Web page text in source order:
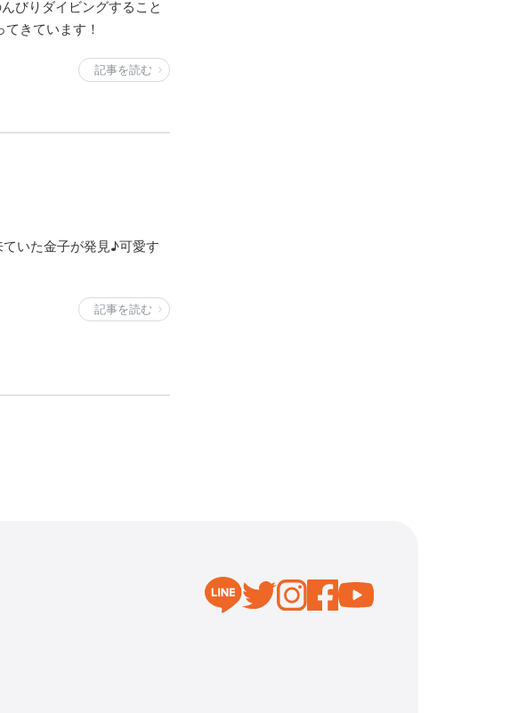
びりダイビングすること
きています！
記事を読む
いた金子が発見♪可愛す
記事を読む